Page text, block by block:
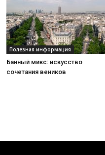
Полезная информация
Банный микс: искусство
сочетания веников